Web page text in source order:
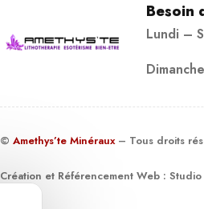
Besoin
Lundi –
© Amethys’te Minéraux – Tous droits
Création et Référencement Web :